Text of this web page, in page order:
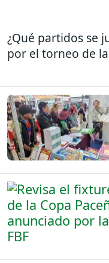
¿Qué partidos se
por el torneo de